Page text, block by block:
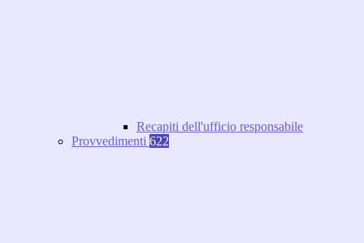
Recapiti dell'ufficio responsabile
Provvedimenti 622